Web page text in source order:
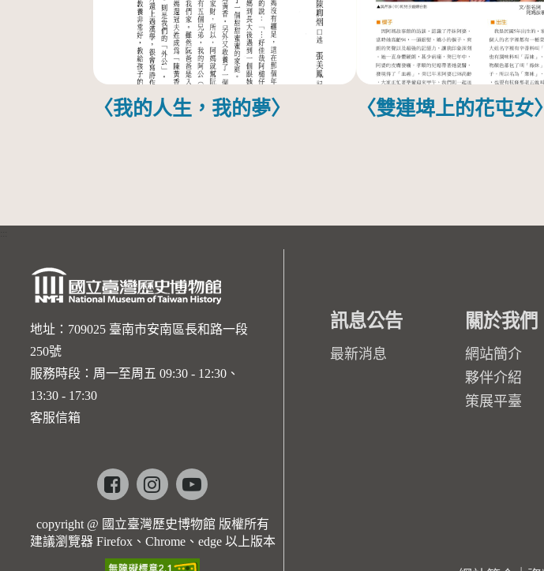
〈我的人生，我的夢〉 〈雙連埤上的花屯女〉
地址：709025 臺南市安南區長和路一段
250號
服務時段：周一至周五 09:30 - 12:30、
13:30 - 17:30
客服信箱
Facebookinstagramyoutube
copyright @ 國立臺灣歷史博物館 版權所有
建議瀏覽器 Firefox、Chrome、edge 以上版本
訊息公告
最新消息
關於我們
網站簡介
夥伴介紹
策展平臺